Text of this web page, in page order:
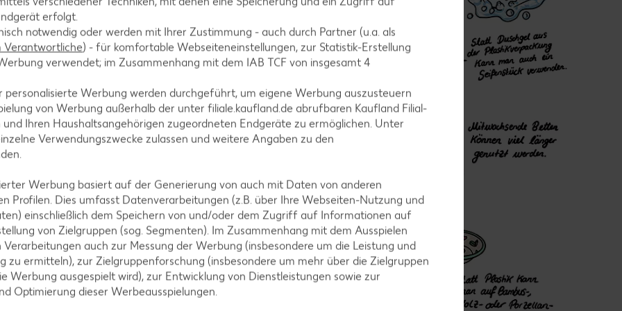
Einkaufskorb auf, damit sie
geeignet.
auch für Backwaren
daraus: Wer findet die
und lernen nebenbei,
einzuschränken.
ein Picknick, einen Ausflug
Brotdosen für deine
sich genauso wie
deiner Brotzeit. Zu
ist wieder bereit für die
zu Alternativen aus Holz
erfolgt.
notwendig oder werden mit Ihrer Zustimmung - auch durch Partner (u.a. als
Verantwortliche) - für komfortable Webseiteneinstellungen, zur Statistik-Erstellung
verwendet; im Zusammenhang mit dem IAB TCF von insgesamt4
Werbung werden durchgeführt, um eigene Werbung auszusteuern
von Werbung außerhalb der unter filiale.kaufland.de abrufbaren Kaufland Filial-
Ihren Haushaltsangehörigen zugeordneten Endgeräte zu ermöglichen. Unter
Verwendungszwecke zulassen und weitere Angaben zu den
Werbung basiert auf der Generierung von auch mit Daten von anderen
Profilen. Dies umfasst Datenverarbeitungen (z.B. über Ihre Webseiten-Nutzung und
einschließlich dem Speichern von und/oder dem Zugriff auf Informationen auf
von Zielgruppen (sog. Segmenten). Im Zusammenhang mit dem Ausspielen
auch zur Messung der Werbung (insbesondere um die Leistung und
zu ermitteln), zur Zielgruppenforschung (insbesondere um mehr über die Zielgruppen
Werbung ausgespielt wird), zur Entwicklung von Dienstleistungen sowie zur
Optimierung dieser Werbeausspielungen.